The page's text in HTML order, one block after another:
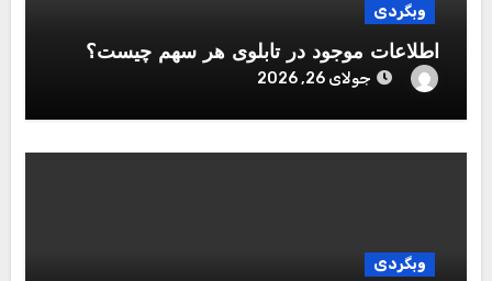
وبگردی
اطلاعات موجود در تابلوی هر سهم چیست؟
جولای 26, 2026
وبگردی